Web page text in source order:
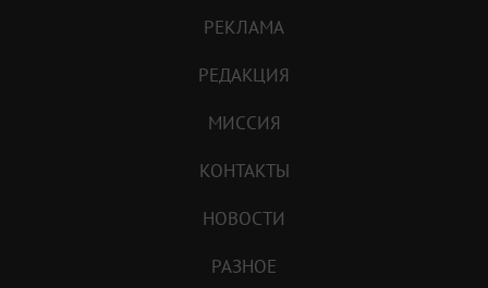
РЕКЛАМА
РЕДАКЦИЯ
МИССИЯ
КОНТАКТЫ
НОВОСТИ
РАЗНОЕ